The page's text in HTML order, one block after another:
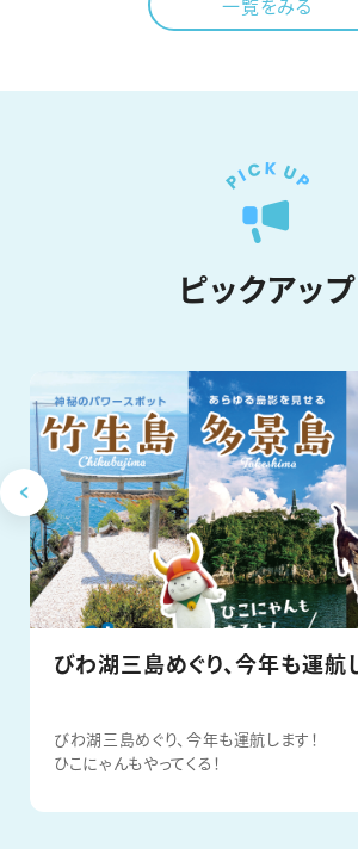
湖上から星空を眺める「びわ湖星空クルーズ
2026年 彦根港発「初日の出クルーズ」発売
ピックアップ
びわ湖三島めぐり、今年も運航
びわ湖三島めぐり、今年も運航します！
ひこにゃんもやってくる！